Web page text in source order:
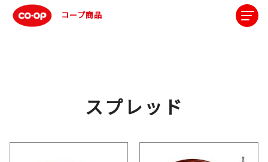
コープ商品
スプレッド